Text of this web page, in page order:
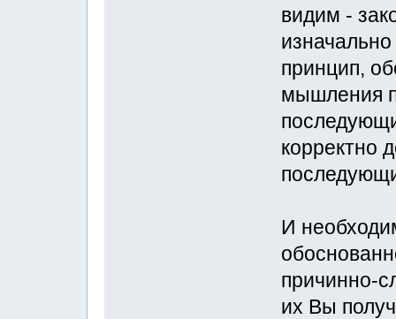
видим -
изначально
принцип,
мышления
корректно
И
причинно-
их Вы